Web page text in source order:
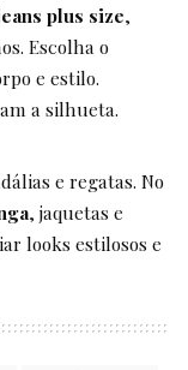
plus size,
Escolha o
e estilo.
a silhueta.
e regatas. No
, jaquetas e
looks estilosos e